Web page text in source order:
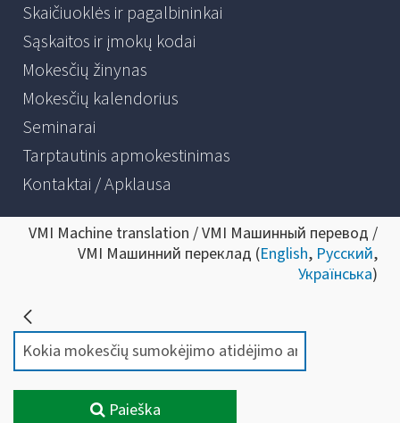
Skaičiuoklės ir pagalbininkai
Sąskaitos ir įmokų kodai
Mokesčių žinynas
Mokesčių kalendorius
Seminarai
Tarptautinis apmokestinimas
Kontaktai / Apklausa
VMI Machine translation / VMI Машинный перевод /
VMI Машинний переклад (English, Русский,
Українська)
Paieška